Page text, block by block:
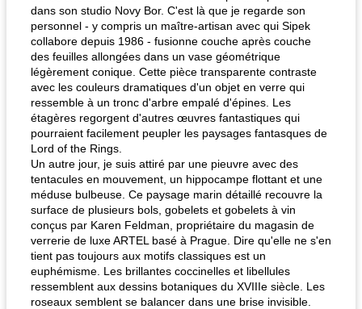
dans son studio Novy Bor. C'est là que je regarde son
personnel - y compris un maître-artisan avec qui Sipek
collabore depuis 1986 - fusionne couche après couche
des feuilles allongées dans un vase géométrique
légèrement conique. Cette pièce transparente contraste
avec les couleurs dramatiques d'un objet en verre qui
ressemble à un tronc d'arbre empalé d'épines. Les
étagères regorgent d'autres œuvres fantastiques qui
pourraient facilement peupler les paysages fantasques de
Lord of the Rings.
Un autre jour, je suis attiré par une pieuvre avec des
tentacules en mouvement, un hippocampe flottant et une
méduse bulbeuse. Ce paysage marin détaillé recouvre la
surface de plusieurs bols, gobelets et gobelets à vin
conçus par Karen Feldman, propriétaire du magasin de
verrerie de luxe ARTEL basé à Prague. Dire qu'elle ne s'en
tient pas toujours aux motifs classiques est un
euphémisme. Les brillantes coccinelles et libellules
ressemblent aux dessins botaniques du XVIIIe siècle. Les
roseaux semblent se balancer dans une brise invisible.